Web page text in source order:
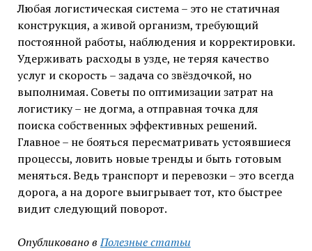
Любая логистическая система – это не статичная
конструкция, а живой организм, требующий
постоянной работы, наблюдения и корректировки.
Удерживать расходы в узде, не теряя качество
услуг и скорость – задача со звёздочкой, но
выполнимая. Советы по оптимизации затрат на
логистику – не догма, а отправная точка для
поиска собственных эффективных решений.
Главное – не бояться пересматривать устоявшиеся
процессы, ловить новые тренды и быть готовым
меняться. Ведь транспорт и перевозки – это всегда
дорога, а на дороге выигрывает тот, кто быстрее
видит следующий поворот.
Опубликовано в Полезные статьи